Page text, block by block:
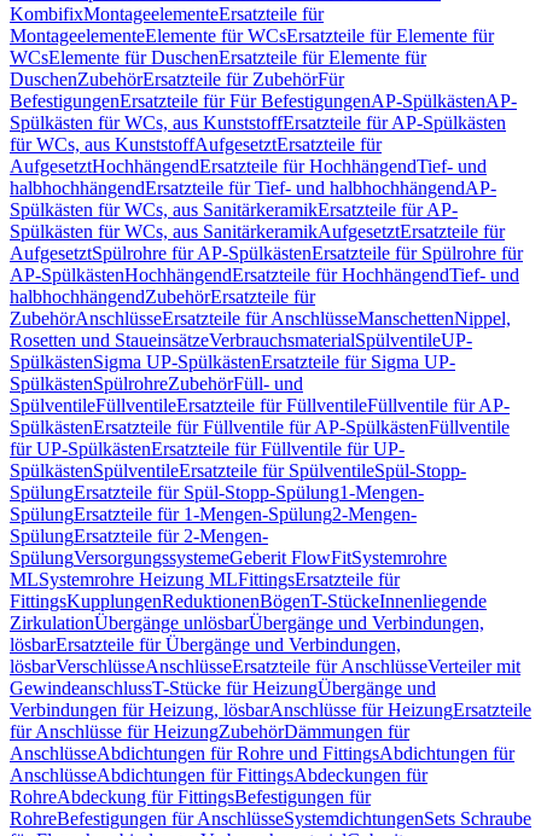
KombifixMontageelementeErsatzteile für
MontageelementeElemente für WCsErsatzteile für Elemente für
WCsElemente für DuschenErsatzteile für Elemente für
DuschenZubehörErsatzteile für ZubehörFür
BefestigungenErsatzteile für Für BefestigungenAP-SpülkästenAP-
Spülkästen für WCs, aus KunststoffErsatzteile für AP-Spülkästen
für WCs, aus KunststoffAufgesetztErsatzteile für
AufgesetztHochhängendErsatzteile für HochhängendTief- und
halbhochhängendErsatzteile für Tief- und halbhochhängendAP-
Spülkästen für WCs, aus SanitärkeramikErsatzteile für AP-
Spülkästen für WCs, aus SanitärkeramikAufgesetztErsatzteile für
AufgesetztSpülrohre für AP-SpülkästenErsatzteile für Spülrohre für
AP-SpülkästenHochhängendErsatzteile für HochhängendTief- und
halbhochhängendZubehörErsatzteile für
ZubehörAnschlüsseErsatzteile für AnschlüsseManschettenNippel,
Rosetten und StaueinsätzeVerbrauchsmaterialSpülventileUP-
SpülkästenSigma UP-SpülkästenErsatzteile für Sigma UP-
SpülkästenSpülrohreZubehörFüll- und
SpülventileFüllventileErsatzteile für FüllventileFüllventile für AP-
SpülkästenErsatzteile für Füllventile für AP-SpülkästenFüllventile
für UP-SpülkästenErsatzteile für Füllventile für UP-
SpülkästenSpülventileErsatzteile für SpülventileSpül-Stopp-
SpülungErsatzteile für Spül-Stopp-Spülung1-Mengen-
SpülungErsatzteile für 1-Mengen-Spülung2-Mengen-
SpülungErsatzteile für 2-Mengen-
SpülungVersorgungssystemeGeberit FlowFitSystemrohre
MLSystemrohre Heizung MLFittingsErsatzteile für
FittingsKupplungenReduktionenBögenT-StückeInnenliegende
ZirkulationÜbergänge unlösbarÜbergänge und Verbindungen,
lösbarErsatzteile für Übergänge und Verbindungen,
lösbarVerschlüsseAnschlüsseErsatzteile für AnschlüsseVerteiler mit
GewindeanschlussT-Stücke für HeizungÜbergänge und
Verbindungen für Heizung, lösbarAnschlüsse für HeizungErsatzteile
für Anschlüsse für HeizungZubehörDämmungen für
AnschlüsseAbdichtungen für Rohre und FittingsAbdichtungen für
AnschlüsseAbdichtungen für FittingsAbdeckungen für
RohreAbdeckung für FittingsBefestigungen für
RohreBefestigungen für AnschlüsseSystemdichtungenSets Schraube